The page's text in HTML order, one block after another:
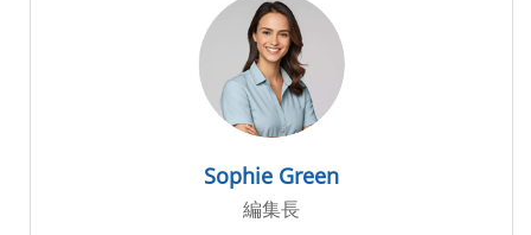
Sophie Green
編集長